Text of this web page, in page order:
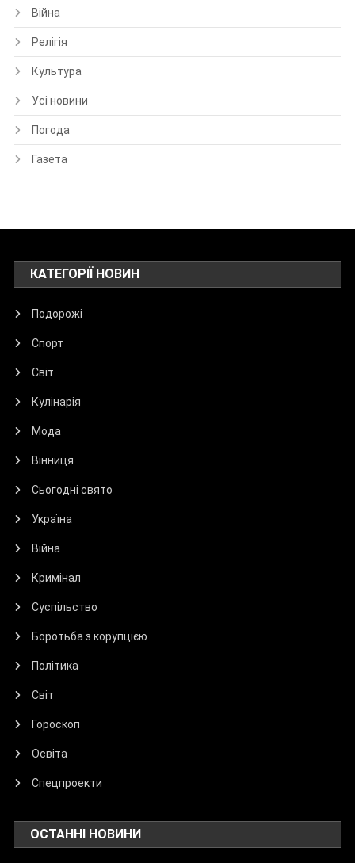
Війна
Релігія
Культура
Усі новини
Погода
Газета
КАТЕГОРІЇ НОВИН
Подорожі
Спорт
Світ
Кулінарія
Мода
Вінниця
Сьогодні свято
Україна
Війна
Кримінал
Суспільство
Боротьба з корупцією
Політика
Світ
Гороскоп
Освіта
Спецпроекти
ОСТАННІ НОВИНИ